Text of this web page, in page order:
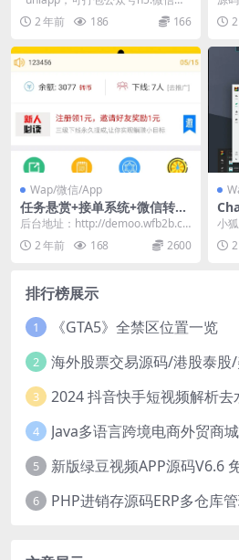
甲家政推拿足浴SPA技师派单
程序.App。包含详细搭建教...
2 年前 186 166
P
进行
Wap/微信/App
任务悬赏+接单系统+微信转发
文章+威客任务系统，微信分
享文章赚钱系统-转乐程序
后台地址：http://demoo.wfb2b.c
n/admin 后台账号：ad...
2 年前 168 2600
EY
序
小
日
销+
排行榜展示
1 《GTA5》全禁区位置一览
2
3 2024 抖音快手短视频解析
4
5 新版绿豆视频APP源码V6.6
6